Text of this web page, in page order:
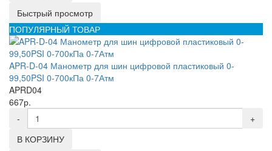
Быстрый просмотр
ПОПУЛЯРНЫЙ ТОВАР
APR-D-04 Манометр для шин цифровой пластиковый 0-
99,50PSI 0-700кПа 0-7Атм
APRD04
667р.
-
+
В КОРЗИНУ